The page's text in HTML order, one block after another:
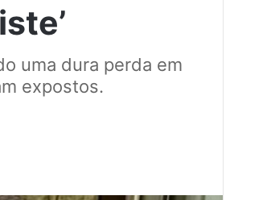
uma dura perda em
expostos.